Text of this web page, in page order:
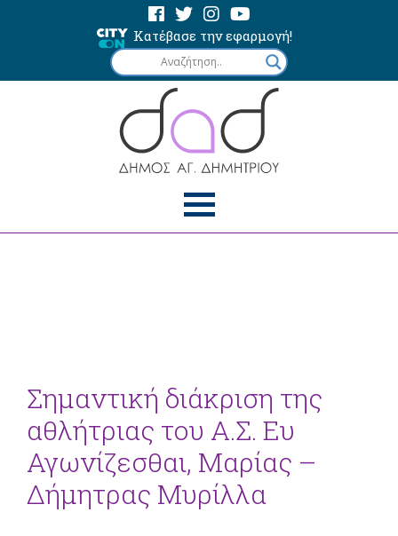
Κατέβασε την εφαρμογή!
Σημαντική διάκριση της
αθλήτριας του Α.Σ. Ευ
Αγωνίζεσθαι, Μαρίας –
Δήμητρας Μυρίλλα